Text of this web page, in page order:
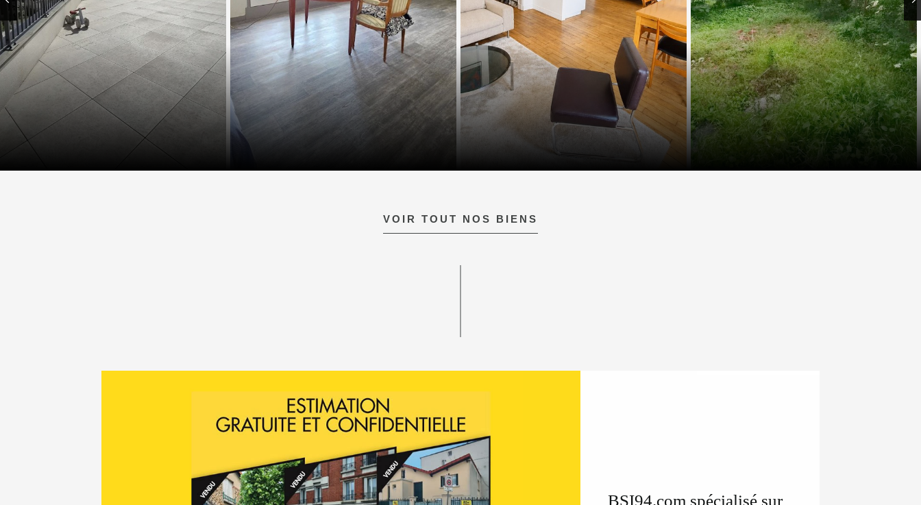
VOIR TOUT NOS BIENS
BSI94.com spécialisé sur